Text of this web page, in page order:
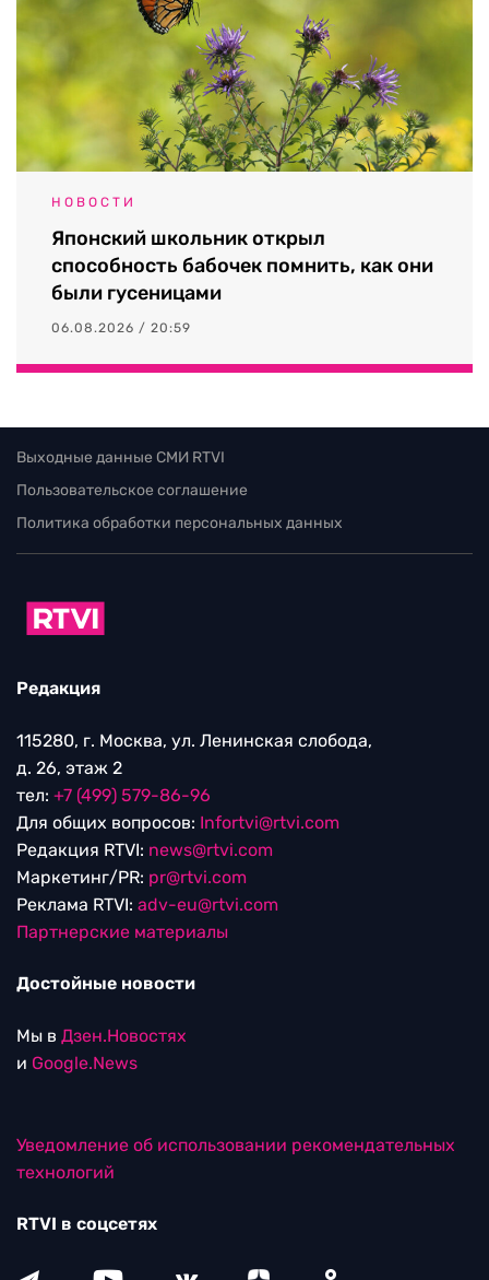
НОВОСТИ
Японский школьник открыл
способность бабочек помнить, как они
были гусеницами
06.08.2026 / 20:59
Выходные данные СМИ RTVI
Пользовательское соглашение
Политика обработки персональных данных
Редакция
115280, г. Москва, ул. Ленинская слобода,
д. 26, этаж 2
тел: +7 (499) 579-86-96
Для общих вопросов: Infortvi@rtvi.com
Редакция RTVI: news@rtvi.com
Маркетинг/PR: pr@rtvi.com
Реклама RTVI: adv-eu@rtvi.com
Партнерские материалы
Достойные новости
Мы в Дзен.Новостях
и Google.News
Уведомление об использовании рекомендательных
технологий
RTVI в соцсетях